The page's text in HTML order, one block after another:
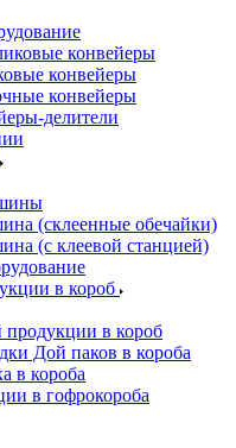
конвейеры
конвейеры
конвейеры
делители
(склеенные обечайки)
(с клеевой станцией)
в короб
продукции в короб
Дой паков в короба
в короба
в гофрокороба